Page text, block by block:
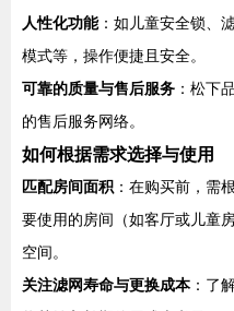
人性化功能：如儿童安全锁、
模式等，操作便捷且安全。
可靠的质量与售后服务 ：松下
的售后服务网络。
如何根据需求选择与使用
匹配房间面积 ：在购买前，需
要使用的房间（如客厅或儿童
空间。
关注滤网寿命与更换成本：了